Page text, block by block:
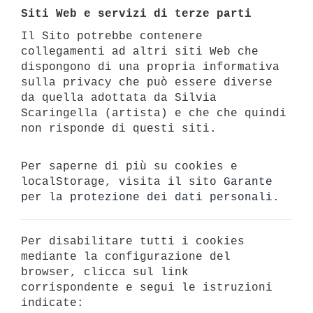
Siti Web e servizi di terze parti
Il Sito potrebbe contenere
collegamenti ad altri siti Web che
dispongono di una propria informativa
sulla privacy che può essere diverse
da quella adottata da Silvia
Scaringella (artista) e che che quindi
non risponde di questi siti.
Per saperne di più su cookies e
localStorage, visita il sito Garante
per la protezione dei dati personali .
Per disabilitare tutti i cookies
mediante la configurazione del
browser, clicca sul link
corrispondente e segui le istruzioni
indicate: